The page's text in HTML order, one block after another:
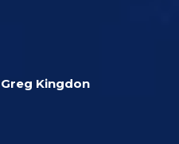
Greg Kingdon